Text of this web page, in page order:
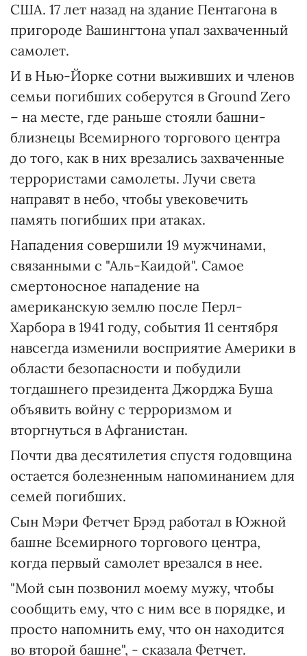
США. 17 лет назад на здание Пентагона в
пригороде Вашингтона упал захваченный
самолет.
И в Нью-Йорке сотни выживших и членов
семьи погибших соберутся в Ground Zero
– на месте, где раньше стояли башни-
близнецы Всемирного торгового центра
до того, как в них врезались захваченные
террористами самолеты. Лучи света
направят в небо, чтобы увековечить
память погибших при атаках.
Нападения совершили 19 мужчинами,
связанными с "Аль-Каидой". Самое
смертоносное нападение на
американскую землю после Перл-
Харбора в 1941 году, события 11 сентября
навсегда изменили восприятие Америки в
области безопасности и побудили
тогдашнего президента Джорджа Буша
объявить войну с терроризмом и
вторгнуться в Афганистан.
Почти два десятилетия спустя годовщина
остается болезненным напоминанием для
семей погибших.
Сын Мэри Фетчет Брэд работал в Южной
башне Всемирного торгового центра,
когда первый самолет врезался в нее.
"Мой сын позвонил моему мужу, чтобы
сообщить ему, что с ним все в порядке, и
просто напомнить ему, что он находится
во второй башне", - сказала Фетчет.